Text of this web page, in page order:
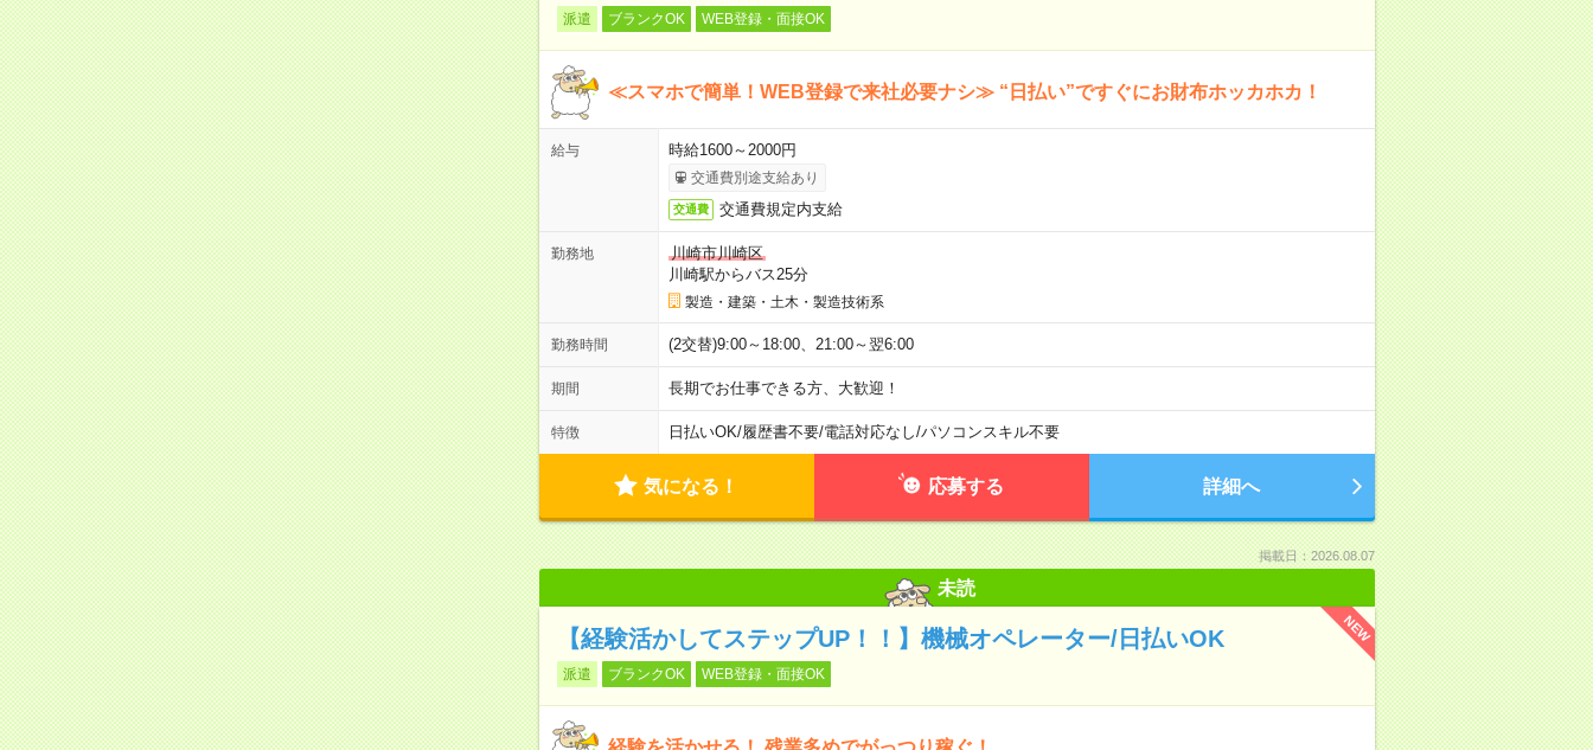
派遣 ブランクOK WEB登録・面接OK
≪スマホで簡単！WEB登録で来社必要ナシ≫ “日払い”ですぐにお財布ホッカホカ！
給与 時給1600～2000円
交通費別途支給あり
交通費 交通費規定内支給
勤務地
川崎市川崎区
川崎駅からバス25分
製造・建築・土木・製造技術系
勤務時間 (2交替)9:00～18:00、21:00～翌6:00
期間 長期でお仕事できる方、大歓迎！
特徴 日払いOK/履歴書不要/電話対応なし/パソコンスキル不要
気になる！ 応募する 詳細へ
掲載日：2026.08.07
未読
NEW
【経験活かしてステップUP！！】機械オペレーター/日払いOK
派遣 ブランクOK WEB登録・面接OK